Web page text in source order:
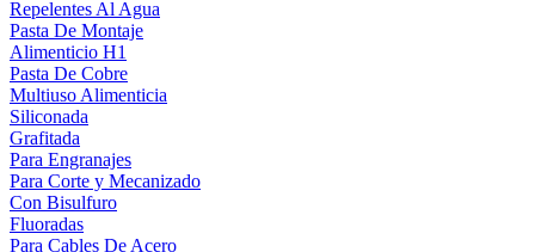
Repelentes Al Agua
Pasta De Montaje
Alimenticio H1
Pasta De Cobre
Multiuso Alimenticia
Siliconada
Grafitada
Para Engranajes
Para Corte y Mecanizado
Con Bisulfuro
Fluoradas
Para Cables De Acero